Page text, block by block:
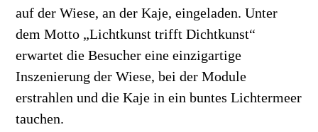
auf der Wiese, an der Kaje, eingeladen. Unter
dem Motto „Lichtkunst trifft Dichtkunst“
erwartet die Besucher eine einzigartige
Inszenierung der Wiese, bei der Module
erstrahlen und die Kaje in ein buntes Lichtermeer
tauchen.